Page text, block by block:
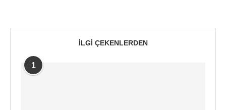
İLGI ÇEKENLERDEN
1